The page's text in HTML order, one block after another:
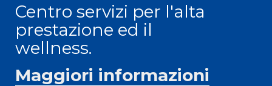
Centro servizi per l'alta
prestazione ed il
wellness.
Maggiori informazioni